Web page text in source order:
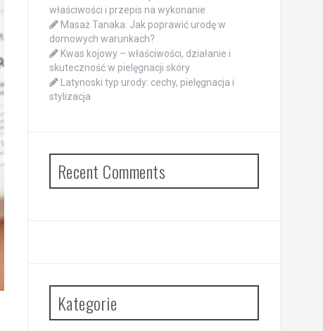
właściwości i przepis na wykonanie
Masaż Tanaka: Jak poprawić urodę w
domowych warunkach?
Kwas kojowy – właściwości, działanie i
skuteczność w pielęgnacji skóry
Latynoski typ urody: cechy, pielęgnacja i
stylizacja
Recent Comments
Kategorie